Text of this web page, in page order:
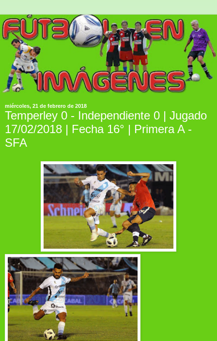
miércoles, 21 de febrero de 2018
Temperley 0 - Independiente 0 | Jugado
17/02/2018 | Fecha 16° | Primera A -
SFA